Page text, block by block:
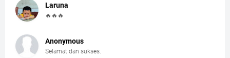
Laruna
🔥🔥🔥
Anonymous
Selamat dan sukses.